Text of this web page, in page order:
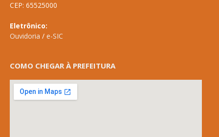
CEP: 65525000
Eletrônico:
Ouvidoria / e-SIC
COMO CHEGAR À PREFEITURA